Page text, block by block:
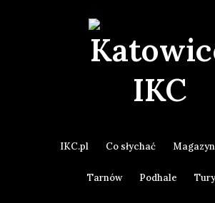
IKC.pl Co słychać Magazyn
Tarnów Podhale